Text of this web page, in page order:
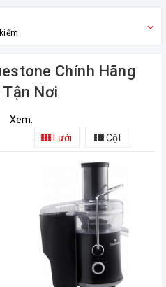
Chính Hãng
Tận Nơi
Xem:
Lưới
Cột